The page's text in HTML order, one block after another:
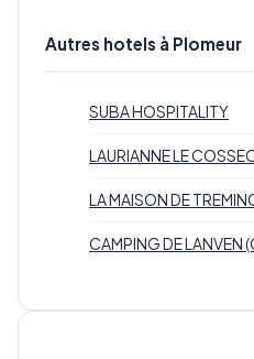
Autres hotels à Plomeur
SUBA HOSPITALITY
LAURIANNE LE
LA MAISON DE
CAMPING DE LANVEN